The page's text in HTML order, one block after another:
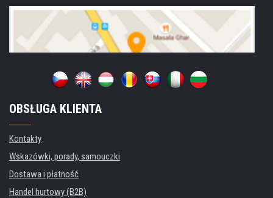
OBSŁUGA KLIENTA
Kontakty
Wskazówki, porady, samouczki
Dostawa i płatność
Handel hurtowy (B2B)